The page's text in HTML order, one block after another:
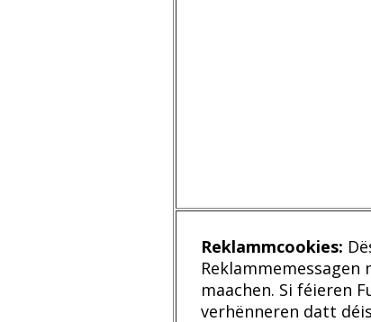
Reklammcookies:
Reklammemessagen
maachen. Si féieren
verhënneren datt